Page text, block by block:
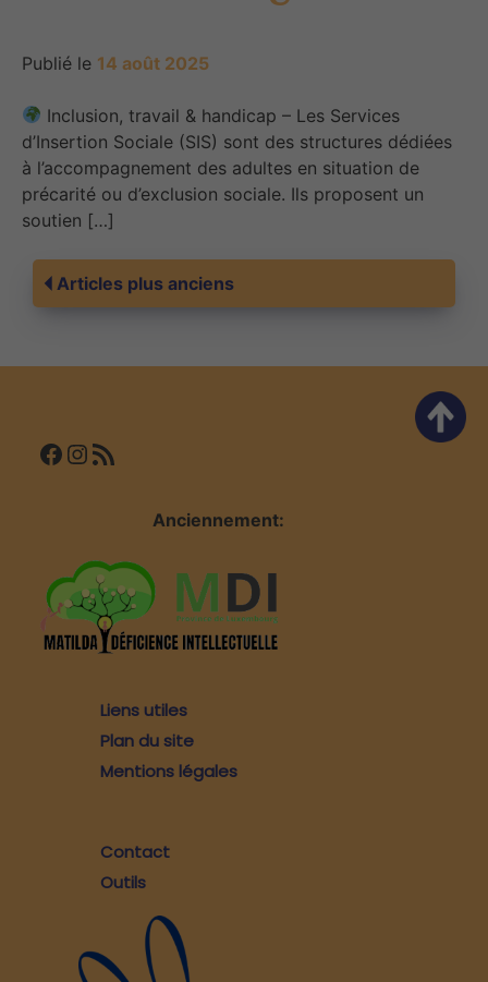
Publié le 14 août 2025
Inclusion, travail & handicap – Les Services
d’Insertion Sociale (SIS) sont des structures dédiées
à l’accompagnement des adultes en situation de
précarité ou d’exclusion sociale. Ils proposent un
soutien […]
Navigation
des
Articles plus anciens
Facebook InstagramFlux RSS
Anciennement:
Liens utiles
Plan du site
Mentions légales
Contact
Outils